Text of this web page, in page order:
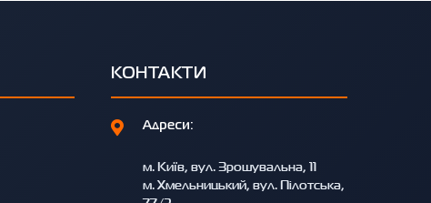
КОНТАКТИ
Адреси:
м. Київ, вул. Зрошувальна, 11
м. Хмельницький, вул. Пілотська,